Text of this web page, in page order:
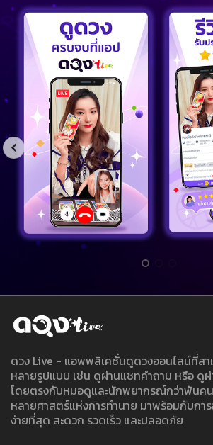
ดวง Live - แอพพลิเคชั่นดูดวงออนไลน์ที่ส
หลายรูปแบบ เช่น ดูผ่านแชทคำถาม หรือ ดู
โดยตรงกับหมอดูและนักพยากรณ์กว่าพันคน
หลายศาสตร์แห่งการทำนาย มาพร้อมกับกา
ง่ายที่สุด สะดวก รวดเร็ว และปลอดภัย